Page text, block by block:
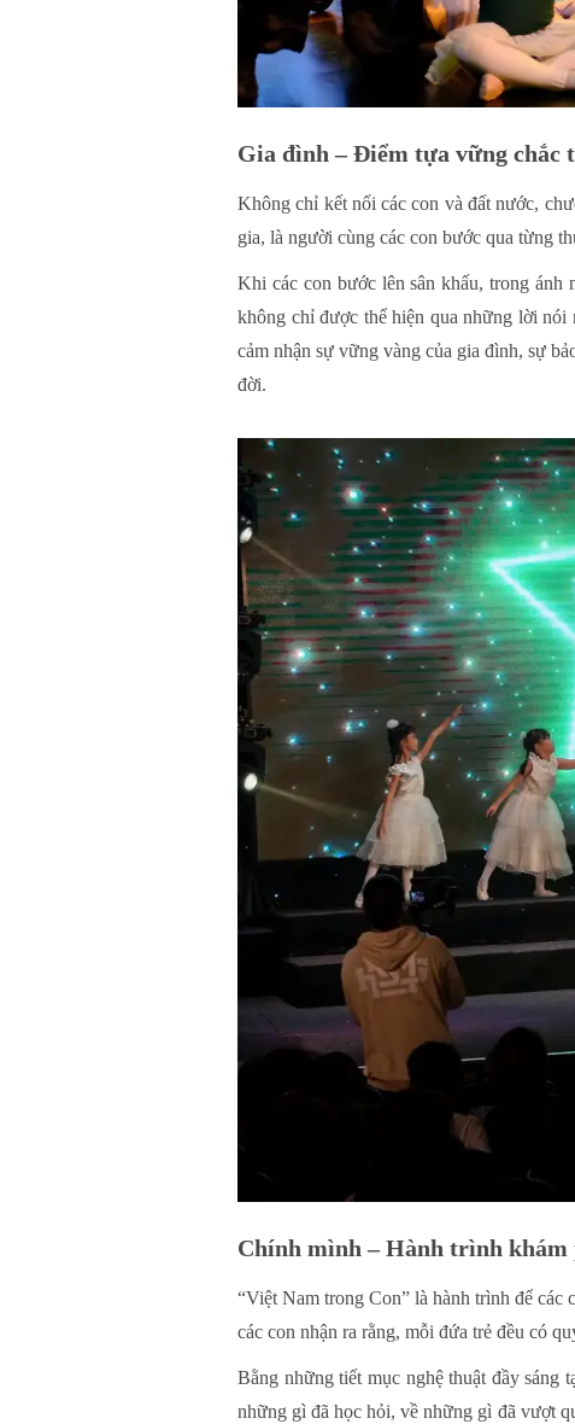
Gia đình – Điểm tựa vững
Không chỉ kết nối các con và đất nước,
gia, là người cùng các con bước qua từng
Khi các con bước lên sân khấu, trong
không chỉ được thể hiện qua những lời
cảm nhận sự vững vàng của gia đình, sự
đời.
Chính mình – Hành trình khám
“Việt Nam trong Con” là hành trình để
các con nhận ra rằng, mỗi đứa trẻ đều có
Bằng những tiết mục nghệ thuật đầy sáng
những gì đã học hỏi, về những gì đã vượt